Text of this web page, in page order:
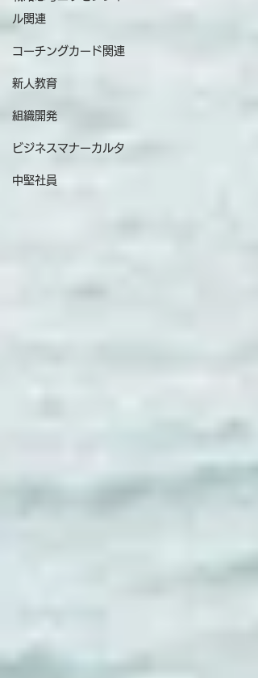
ル関連
コーチングカード関連
新人教育
組織開発
ビジネスマナーカルタ
中堅社員